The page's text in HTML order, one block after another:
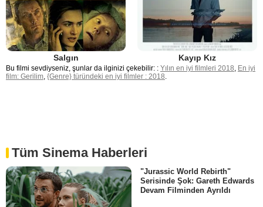
Salgın Kayıp Kız
Bu filmi sevdiyseniz, şunlar da ilginizi çekebilir: : Yılın en iyi filmleri 2018 En iyi
film: Gerilim {Genre} türündeki en iyi filmler : 2018
Tüm Sinema Haberleri
"Jurassic World Rebirth"
Serisinde Şok: Gareth Edwards
Devam Filminden Ayrıldı